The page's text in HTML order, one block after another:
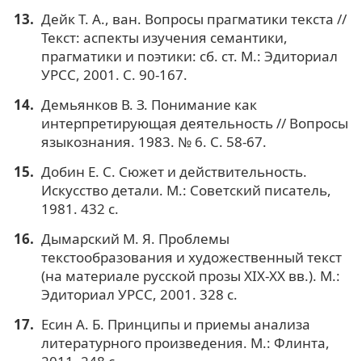
Дейк Т. А., ван. Вопросы прагматики текста //
Текст: аспекты изучения семантики,
прагматики и поэтики: сб. ст. М.: Эдиториал
УРСС, 2001. С. 90-167.
Демьянков В. З. Понимание как
интерпретирующая деятельность // Вопросы
языкознания. 1983. № 6. С. 58-67.
Добин Е. С. Сюжет и действительность.
Искусство детали. М.: Советский писатель,
1981. 432 с.
Дымарский М. Я. Проблемы
текстообразования и художественный текст
(на материале русской прозы XIX-ХХ вв.). М.:
Эдиториал УРСС, 2001. 328 с.
Есин А. Б. Принципы и приемы анализа
литературного произведения. М.: Флинта,